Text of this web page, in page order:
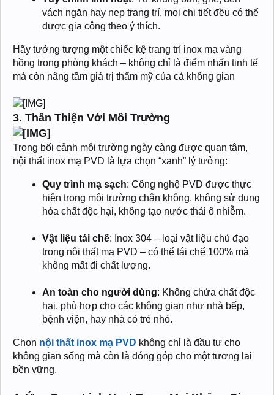
vách ngăn hay nẹp trang trí, mọi chi tiết đều có thể
được gia công theo ý thích.
Hãy tưởng tượng một chiếc kệ trang trí inox mạ vàng
hồng trong phòng khách – không chỉ là điểm nhấn tinh tế
mà còn nâng tầm giá trị thẩm mỹ của cả không gian
3. Thân Thiện Với Môi Trường
Trong bối cảnh môi trường ngày càng được quan tâm,
nội thất inox mạ PVD là lựa chọn “xanh” lý tưởng:
Quy trình mạ sạch: Công nghệ PVD được thực
hiện trong môi trường chân không, không sử dụng
hóa chất độc hại, không tạo nước thải ô nhiễm.
Vật liệu tái chế: Inox 304 – loại vật liệu chủ đạo
trong nội thất mạ PVD – có thể tái chế 100% mà
không mất đi chất lượng.
An toàn cho người dùng: Không chứa chất độc
hại, phù hợp cho các không gian như nhà bếp,
bệnh viện, hay nhà có trẻ nhỏ.
Chọn nội thất inox mạ PVD không chỉ là đầu tư cho
không gian sống mà còn là đóng góp cho một tương lai
bền vững.